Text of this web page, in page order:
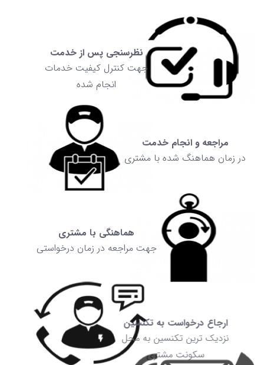
نظرسنجی پس از خدمت
جهت کنترل کیفیت خدمات
انجام شده
مراجعه و انجام خدمت
در زمان هماهنگ شده با مشتری
هماهنگی با مشتری
جهت مراجعه در زمان درخواستی
ارجاع درخواست به تکنسین
نزدیک ترین تکنسین به محل
سکونت مشتری